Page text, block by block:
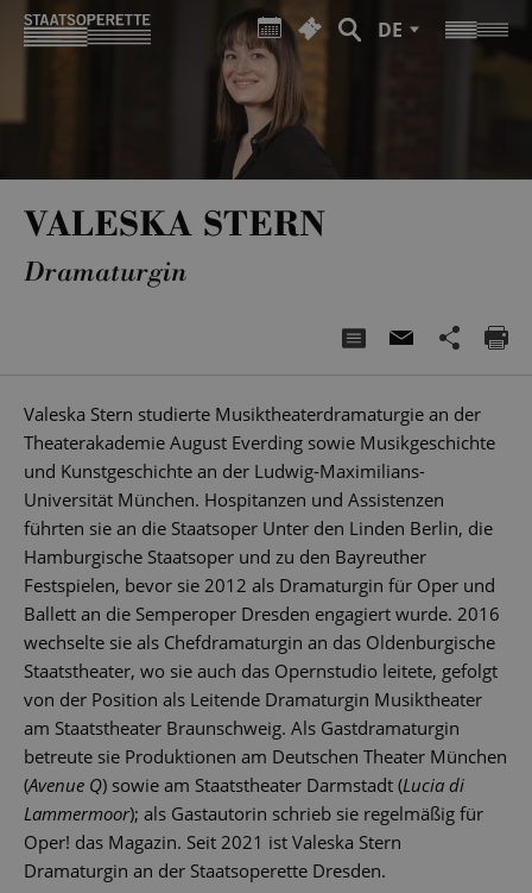
DE
VALESKA STERN
Dramaturgin
Valeska Stern studierte Musiktheaterdramaturgie an der
Theaterakademie August Everding sowie Musikgeschichte
und Kunstgeschichte an der Ludwig-Maximilians-
Universität München. Hospitanzen und Assistenzen
führten sie an die Staatsoper Unter den Linden Berlin, die
Hamburgische Staatsoper und zu den Bayreuther
Festspielen, bevor sie 2012 als Dramaturgin für Oper und
Ballett an die Semperoper Dresden engagiert wurde. 2016
wechselte sie als Chefdramaturgin an das Oldenburgische
Staatstheater, wo sie auch das Opernstudio leitete, gefolgt
von der Position als Leitende Dramaturgin Musiktheater
am Staatstheater Braunschweig. Als Gastdramaturgin
betreute sie Produktionen am Deutschen Theater München
(Avenue Q) sowie am Staatstheater Darmstadt (Lucia di
Lammermoor); als Gastautorin schrieb sie regelmäßig für
Oper! das Magazin. Seit 2021 ist Valeska Stern
Dramaturgin an der Staatsoperette Dresden.